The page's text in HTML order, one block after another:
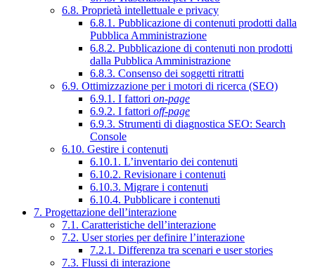
6.8. Proprietà intellettuale e privacy
6.8.1. Pubblicazione di contenuti prodotti dalla
Pubblica Amministrazione
6.8.2. Pubblicazione di contenuti non prodotti
dalla Pubblica Amministrazione
6.8.3. Consenso dei soggetti ritratti
6.9. Ottimizzazione per i motori di ricerca (SEO)
6.9.1. I fattori on-page
6.9.2. I fattori off-page
6.9.3. Strumenti di diagnostica SEO: Search
Console
6.10. Gestire i contenuti
6.10.1. L’inventario dei contenuti
6.10.2. Revisionare i contenuti
6.10.3. Migrare i contenuti
6.10.4. Pubblicare i contenuti
7. Progettazione dell’interazione
7.1. Caratteristiche dell’interazione
7.2. User stories per definire l’interazione
7.2.1. Differenza tra scenari e user stories
7.3. Flussi di interazione